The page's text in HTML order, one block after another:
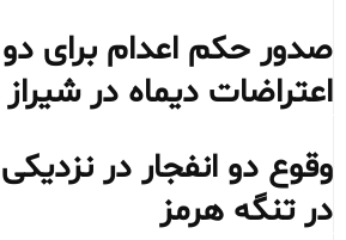
صدور حکم اعدام برای
اعتراضات دیماه در شیراز
وقوع دو انفجار در
در تنگه هرمز